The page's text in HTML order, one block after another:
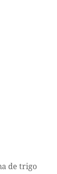
de trigo